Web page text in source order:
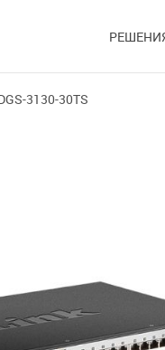
3130-30TS